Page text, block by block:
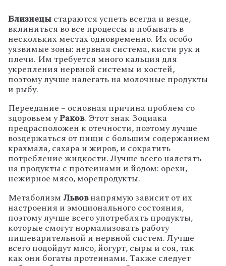
Близнецыстараются успеть всегда и везде,
вклиниться во все процессы и побывать в
нескольких местах одновременно. Их особо
уязвимые зоны: нервная система, кисти рук и
плечи. Им требуется много кальция для
укрепления нервной системы и костей,
поэтому лучше налегать на молочные продукты
и рыбу.
Переедание – основная причина проблем со
здоровьем уРаков. Этот знак Зодиака
предрасположен к отечности, поэтому лучше
воздержаться от пищи с большим содержанием
крахмала, сахара и жиров, и сократить
потребление жидкости. Лучше всего налегать
на продукты с протеинами и йодом: орехи,
нежирное мясо, морепродукты.
Метаболизм Львовнапрямую зависит от их
настроения и эмоционального состояния,
поэтому лучше всего употреблять продукты,
которые смогут нормализовать работу
пищеварительной и нервной систем. Лучше
всего подойдут мясо, йогурт, сыры и соя, так
как они богаты протеинами. Также следует